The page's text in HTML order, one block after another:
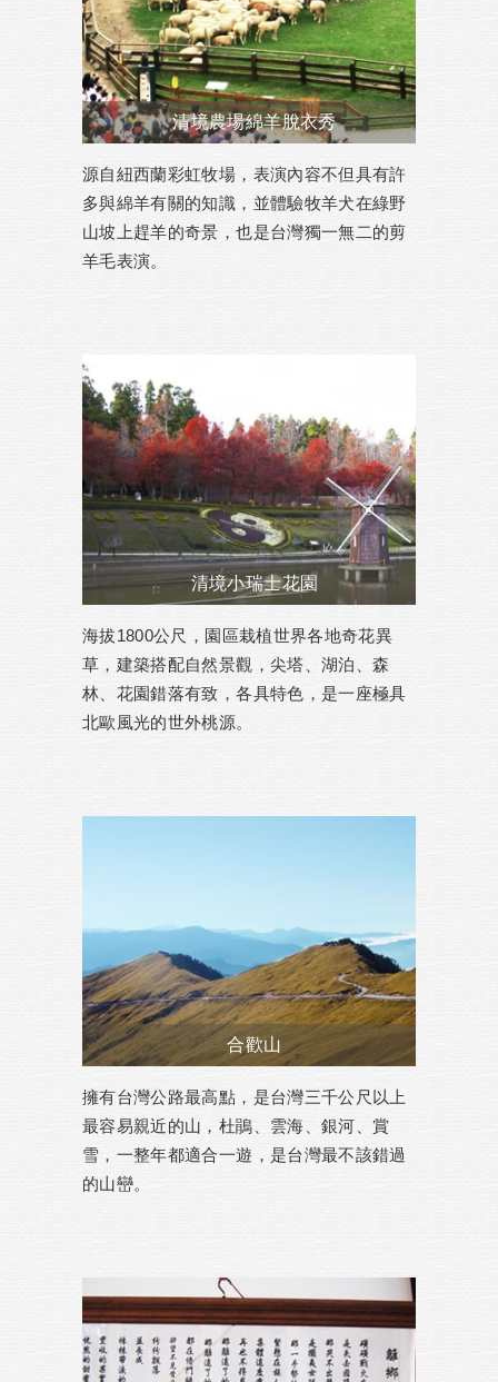
清境農場綿羊脫衣秀
源自紐西蘭彩虹牧場，表演內容不但具有許
多與綿羊有關的知識，並體驗牧羊犬在綠野
山坡上趕羊的奇景，也是台灣獨一無二的剪
羊毛表演。
清境小瑞士花園
海拔1800公尺，園區栽植世界各地奇花異
草，建築搭配自然景觀，尖塔、湖泊、森
林、花園錯落有致，各具特色，是一座極具
北歐風光的世外桃源。
合歡山
擁有台灣公路最高點，是台灣三千公尺以上
最容易親近的山，杜鵑、雲海、銀河、賞
雪，一整年都適合一遊，是台灣最不該錯過
的山巒。